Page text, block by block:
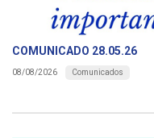
COMUNICADO 28.05.26
08/08/2026 Comunicados